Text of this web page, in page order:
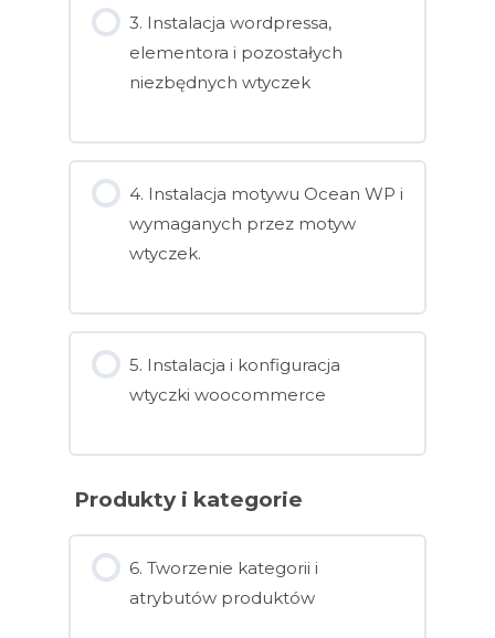
3. Instalacja wordpressa,
elementora i pozostałych
niezbędnych wtyczek
4. Instalacja motywu Ocean WP i
wymaganych przez motyw
wtyczek.
5. Instalacja i konfiguracja
wtyczki woocommerce
Produkty i kategorie
6. Tworzenie kategorii i
atrybutów produktów